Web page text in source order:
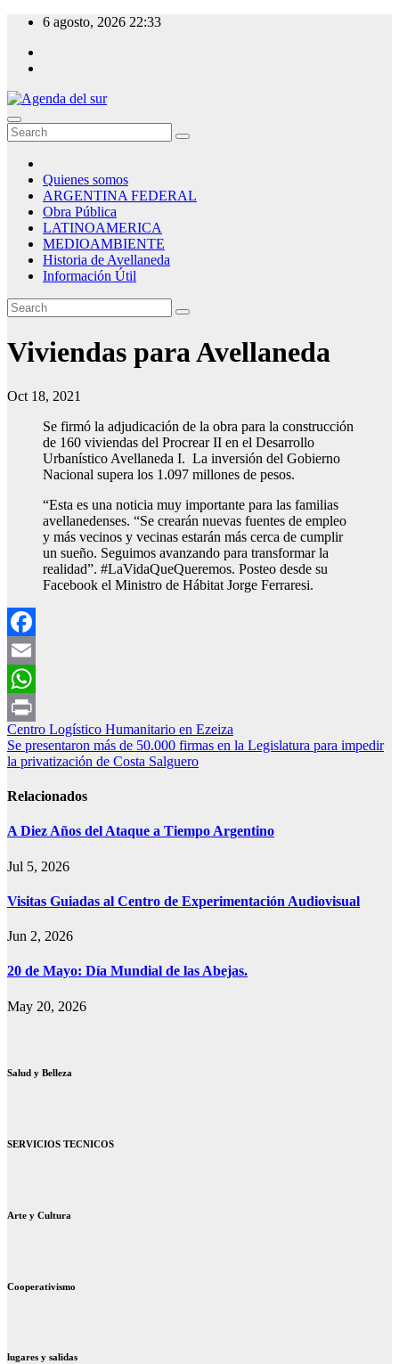
Skip
content
6 agosto, 2026 22:33
Agenda del sur
Quienes somos
ARGENTINA FEDERAL
Obra Pública
LATINOAMERICA
MEDIOAMBIENTE
Historia de Avellaneda
Información Útil
Viviendas para Avellaneda
Oct 18, 2021
Se firmó la adjudicación de la obra para la construcción
de 160 viviendas del Procrear II en el Desarrollo
Urbanístico Avellaneda I. La inversión del Gobierno
Nacional supera los 1.097 millones de pesos.
“Esta es una noticia muy importante para las familias
avellanedenses. “Se crearán nuevas fuentes de empleo
y más vecinos y vecinas estarán más cerca de cumplir
un sueño. Seguimos avanzando para transformar la
realidad”. #LaVidaQueQueremos. Posteo desde su
Facebook el Ministro de Hábitat Jorge Ferraresi.
Facebook
Email
WhatsApp
Print
Navegación
de
Centro Logístico Humanitario en Ezeiza
Se presentaron más de 50.000 firmas en la Legislatura para impedir
la privatización de Costa Salguero
Relacionados
A Diez Años del Ataque a Tiempo Argentino
Jul 5, 2026
Visitas Guiadas al Centro de Experimentación Audiovisual
Jun 2, 2026
20 de Mayo: Día Mundial de las Abejas.
May 20, 2026
Salud y Belleza
SERVICIOS TECNICOS
Arte y Cultura
Cooperativismo
lugares y salidas